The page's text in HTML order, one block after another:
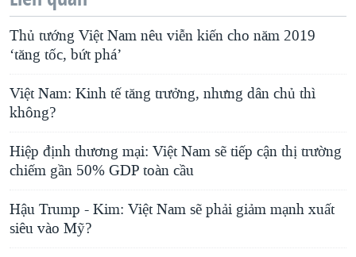
Thủ tướng Việt Nam nêu viễn kiến cho năm 2019
‘tăng tốc, bứt phá’
Việt Nam: Kinh tế tăng trưởng, nhưng dân chủ thì
không?
Hiệp định thương mại: Việt Nam sẽ tiếp cận thị trường
chiếm gần 50% GDP toàn cầu
Hậu Trump - Kim: Việt Nam sẽ phải giảm mạnh xuất
siêu vào Mỹ?